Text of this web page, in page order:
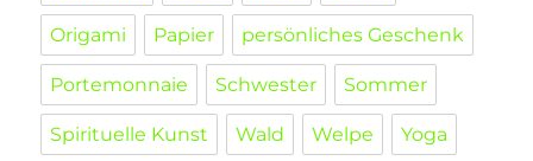
Origami Papier persönliches Geschenk
Portemonnaie Schwester Sommer
Spirituelle Kunst Wald Welpe Yoga